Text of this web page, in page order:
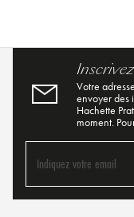
Votre
envoyer des
Hachette
moment.
Indiquez votre email